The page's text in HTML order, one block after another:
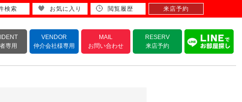
専用
VENDOR
仲介会社様専用
MAIL
お問い合わせ
RESERV
来店予約
検索 お気に入り 閲覧履歴 来店予約